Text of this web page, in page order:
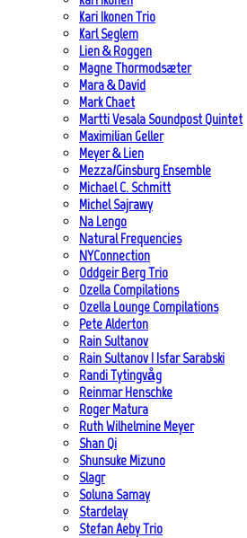
Kari Ikonen Trio
Karl Seglem
Lien & Roggen
Magne Thormodsæter
Mara & David
Mark Chaet
Martti Vesala Soundpost Quintet
Maximilian Geller
Meyer & Lien
Mezza/Ginsburg Ensemble
Michael C. Schmitt
Michel Sajrawy
Na Lengo
Natural Frequencies
NYConnection
Oddgeir Berg Trio
Ozella Compilations
Ozella Lounge Compilations
Pete Alderton
Rain Sultanov
Rain Sultanov | Isfar Sarabski
Randi Tytingvåg
Reinmar Henschke
Roger Matura
Ruth Wilhelmine Meyer
Shan Qi
Shunsuke Mizuno
Slagr
Soluna Samay
Stardelay
Stefan Aeby Trio